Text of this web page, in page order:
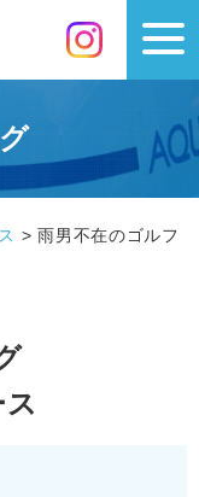
>雨男不在のゴルフ